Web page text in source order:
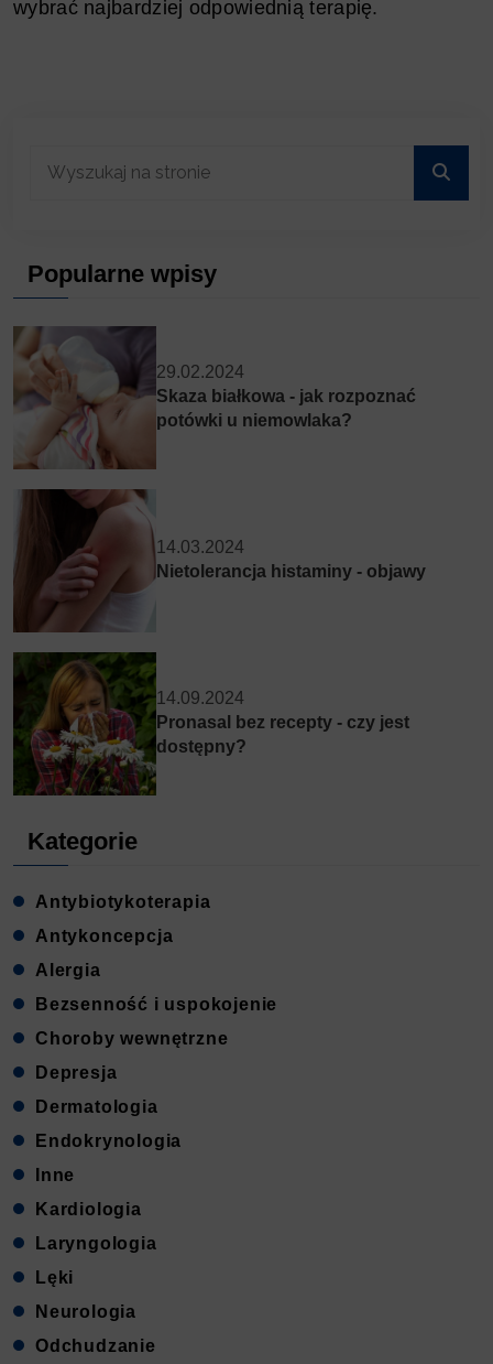
wybrać najbardziej odpowiednią terapię.
Popularne wpisy
29.02.2024
Skaza białkowa - jak rozpoznać
potówki u niemowlaka?
14.03.2024
Nietolerancja histaminy - objawy
14.09.2024
Pronasal bez recepty - czy jest
dostępny?
Kategorie
Antybiotykoterapia
Antykoncepcja
Alergia
Bezsenność i uspokojenie
Choroby wewnętrzne
Depresja
Dermatologia
Endokrynologia
Inne
Kardiologia
Laryngologia
Lęki
Neurologia
Odchudzanie